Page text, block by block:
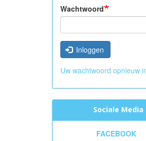
Wachtwoord
Inloggen
Uw wachtwoord opnieuw
Sociale Media
FACEBOOK